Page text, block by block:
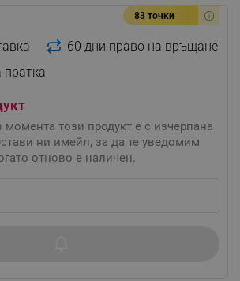
83 точки
60 дни право на връщане
пратка
този продукт е с изчерпана
ни имейл, за да те уведомим
отново е наличен.